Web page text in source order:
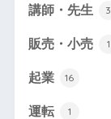
講師・先生 3
販売・小売 1
起業 16
運転 1